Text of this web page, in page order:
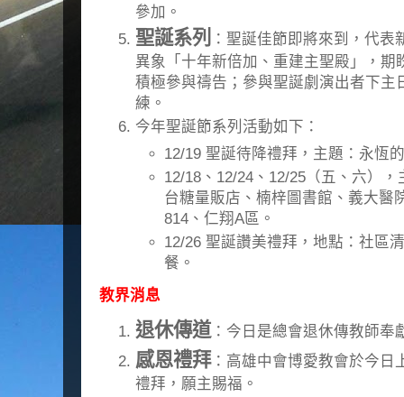
參加。
聖誕系列
：聖誕佳節即將來到，代
異象「十年新倍加、重建主聖殿」，
積極參與禱告；參與聖誕劇演出者下主
練。
今年聖誕節系列活動如下：
12/19 聖誕待降禮拜，主題：永恆
12/18、12/24、12/25（五、六）
台糖量販店、楠梓圖書館、義大醫
814、仁翔A區。
12/26 聖誕讚美禮拜，地點：社區
餐。
教界消息
退休傳道：今日是總會退休傳教師奉
感恩禮拜：高雄中會博愛教會於今日
禮拜，願主賜福。